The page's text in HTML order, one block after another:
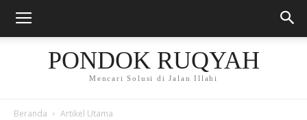
PONDOK RUQYAH
Mencari Solusi di Jalan Illahi
Beranda Artikel Utama